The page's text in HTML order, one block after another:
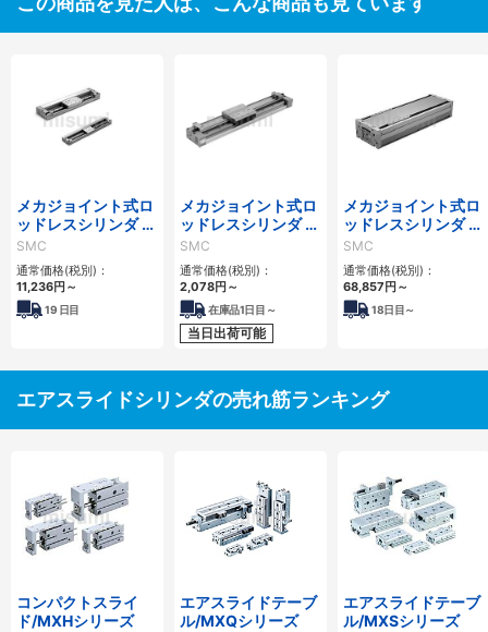
メカジョイント式ロ
ッドレスシリンダ リ
ニアガイド形 二次電
池対応 25A-
MY2H/HTシリーズ
SMC
通常価格(税別)：
11,236円 ～
19 日目
メカジョイント式ロ
ッドレスシリンダ リ
ニアガイド形 MY1H
シリーズ
SMC
通常価格(税別)：
2,078円 ～
在庫品1日目～
当日出荷可能
メカジョイント式ロ
ッドレスシリンダ 高
剛性・リニアガイド
形 MY1HTシリーズ
SMC
通常価格(税別)：
68,857 円 ～
18日目～
エアスライドシリンダの売れ筋ランキング
コンパクトスライ
ド/MXHシリーズ
エアスライドテーブ
ル/MXQシリーズ
エアスライドテーブ
ル/MXSシリーズ